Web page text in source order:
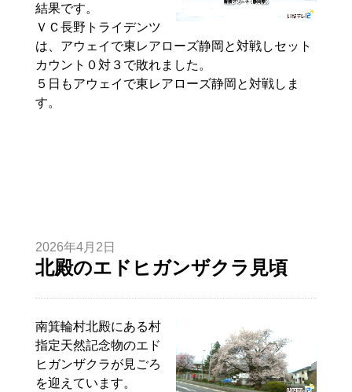
結果です。
ＶＣ長野トライデンツ
は、アウェイで東レアローズ静岡と対戦しセット
カウント０対３で敗れました。
５日もアウェイで東レアローズ静岡と対戦しま
す。
2026年4月2日
北殿のエドヒガンザクラ見頃
南箕輪村北殿にある村
指定天然記念物のエド
ヒガンザクラが見ごろ
を迎えています。